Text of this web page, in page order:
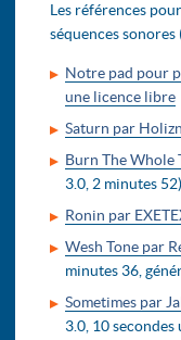
Les références
séquences sonores
Notre pad pour
une licence libre
Saturn par
Burn The Whole
3.0, 2 minutes 52)
Ronin par
Wesh Tone par
minutes 36,
Sometimes par
3.0, 10